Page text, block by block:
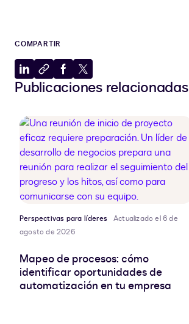
COMPARTIR
Compartir
en
Copiar
al
Compartir
en
Compartir
en
Publicaciones relacionadas
Perspectivas para líderes
Actualizado el 6 de
agosto de 2026
Mapeo de procesos: cómo
identificar oportunidades de
automatización en tu empresa